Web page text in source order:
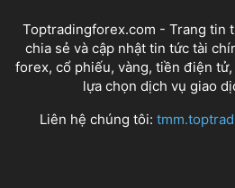
Toptradingforex.com - Trang tin
chia sẻ và cập nhật tin tức tài
forex, cổ phiếu, vàng, tiền điện
lựa chọn dịch vụ giao
Liên hệ chúng tôi: